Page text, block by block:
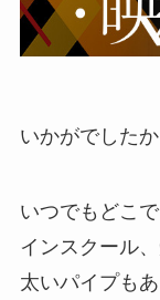
いかがでしたか
いつでもどこ
インスクール
太いパイプもあ